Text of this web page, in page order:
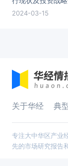
括行业产业链分
2024-03-15
关于华经 典
专注大中华区产业
先的市场研究报告